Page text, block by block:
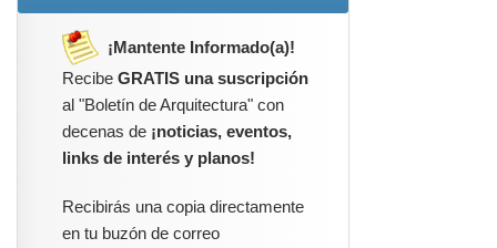
¡Mantente Informado(a)!
Recibe GRATIS una suscripción
al "Boletín de Arquitectura" con
decenas de ¡noticias, eventos,
links de interés y planos!
Recibirás una copia directamente
en tu buzón de correo